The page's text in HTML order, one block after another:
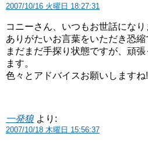
2007/10/16 火曜日 18:27:31
コニーさん、いつもお世話にな
ありがたいお言葉をいただき恐縮
まだまだ手探り状態ですが、頑
ます。
色々とアドバイスお願いしますね
一発狼 より:
2007/10/18 木曜日 15:56:37